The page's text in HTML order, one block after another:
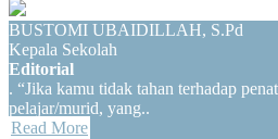
BUSTOMI UBAIDILLAH, S.Pd
Kepala Sekolah
Editorial
. “Jika kamu tidak tahan terhadap
pelajar/murid, yang..
Read More